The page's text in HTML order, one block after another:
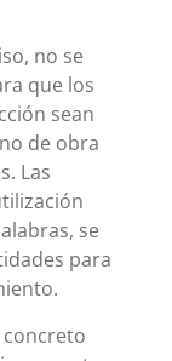
no se
que los
sean
de obra
Las
se
para